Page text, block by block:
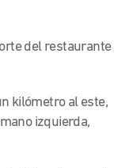
del restaurante
kilómetro al este,
izquierda,